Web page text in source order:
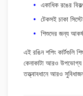
একাধিক রঙের
টেকসই চাকা
শিশুদের জন্য
এই রঙিন শপিং কার্টগুলি
কেনাকাটা আরও উপভোগ্য
তত্ত্বাবধানে আরও